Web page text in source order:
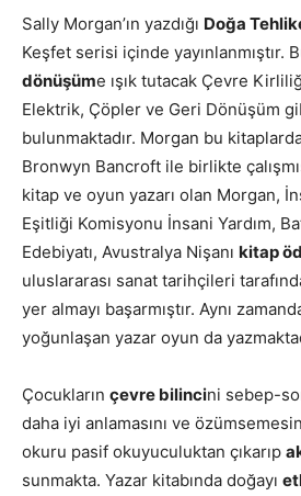
Sally Morgan’ın yazdığı Doğa
Keşfet serisi içinde yayınlanmıştır.
dönüşüme ışık tutacak Çevre
Elektrik, Çöpler ve Geri Dönüşüm
bulunmaktadır. Morgan bu
Bronwyn Bancroft ile birlikte
kitap ve oyun yazarı olan Morgan,
Eşitliği Komisyonu İnsani Yardım,
Edebiyatı, Avustralya Nişanı kitap
uluslararası sanat tarihçileri
yer almayı başarmıştır. Aynı
yoğunlaşan yazar oyun da
Çocukların çevre bilincini sebep-
daha iyi anlamasını ve
okuru pasif okuyuculuktan çıkarıp
sunmakta. Yazar kitabında doğayı